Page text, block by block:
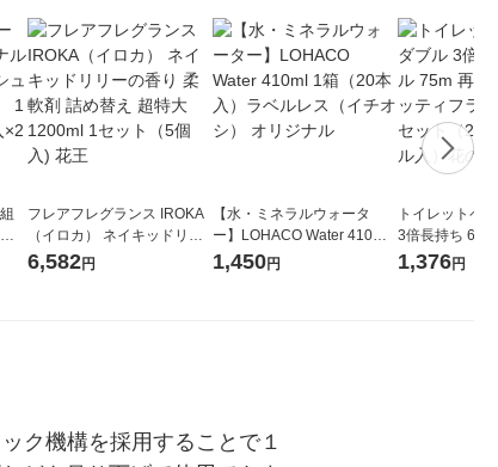
フレアフレグランス IROKA
（イロカ） ネイキッドリリ
ーの香り 柔軟剤 詰め替え 超
6,582円
【水・ミネラルウォータ
ー】LOHACO Water 410ml
1箱（20本入）ラベルレス
1,450円
トイレットペ
3倍長持ち 6ロール
紙配合 スコッ
1,376円
ク機構を採用することで１